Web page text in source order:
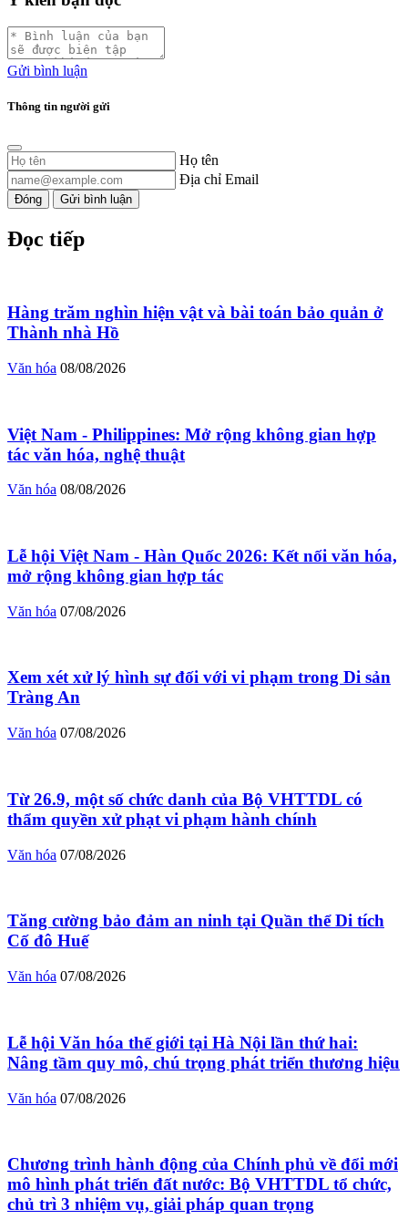
Gửi bình luận
Thông tin người gửi
Họ tên
Địa chỉ Email
Đóng Gửi bình luận
Đọc tiếp
Hàng trăm nghìn hiện vật và bài toán bảo quản ở
Thành nhà Hồ
Văn hóa 08/08/2026
Việt Nam - Philippines: Mở rộng không gian hợp
tác văn hóa, nghệ thuật
Văn hóa 08/08/2026
Lễ hội Việt Nam - Hàn Quốc 2026: Kết nối văn hóa,
mở rộng không gian hợp tác
Văn hóa 07/08/2026
Xem xét xử lý hình sự đối với vi phạm trong Di sản
Tràng An
Văn hóa 07/08/2026
Từ 26.9, một số chức danh của Bộ VHTTDL có
thẩm quyền xử phạt vi phạm hành chính
Văn hóa 07/08/2026
Tăng cường bảo đảm an ninh tại Quần thể Di tích
Cố đô Huế
Văn hóa 07/08/2026
Lễ hội Văn hóa thế giới tại Hà Nội lần thứ hai:
Nâng tầm quy mô, chú trọng phát triển thương hiệu
Văn hóa 07/08/2026
Chương trình hành động của Chính phủ về đổi mới
mô hình phát triển đất nước: Bộ VHTTDL tổ chức,
chủ trì 3 nhiệm vụ, giải pháp quan trọng